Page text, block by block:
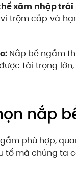
xâm nhập trái
trộm cắp và
Nắp bể ngầm
tải trọng
nắp
phù hợp,
tố mà chúng ta